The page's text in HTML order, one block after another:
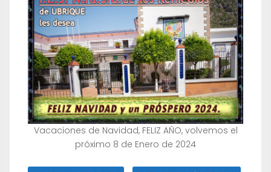
Vacaciones de Navidad, FELIZ AÑO, volvemos el
próximo 8 de Enero de 2024